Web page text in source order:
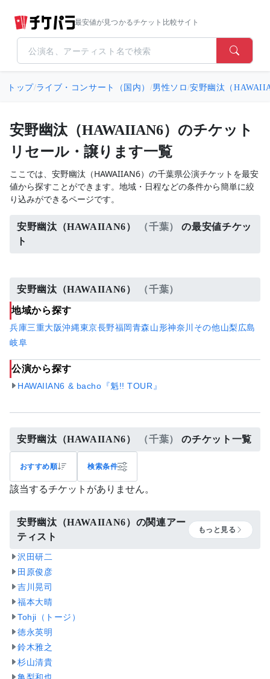
最安値が見つかるチケット比較サイト
トップ/ライブ・コンサート（国内） /男性ソロ/安野幽汰（
安野幽汰（HAWAIIAN6）のチケット
リセール・譲ります一覧
ここでは、安野幽汰（HAWAIIAN6）の千葉県公演チケットを最安
値から探すことができます。地域・日程などの条件から簡単に絞
り込みができるページです。
安野幽汰（HAWAIIAN6） （千葉）
の最安値チケッ
ト
安野幽汰（HAWAIIAN6） （千葉）
地域から探す
兵庫三重大阪沖縄東京長野福岡青森山形神奈川 その他山梨広島
岐阜
公演から探す
HAWAIIAN6 & bacho『魁!! TOUR』
安野幽汰（HAWAIIAN6） （千葉） のチケット一覧
おすすめ順 検索条件
該当するチケットがありません。
安野幽汰（HAWAIIAN6）の関連アー
ティスト
もっと見る
沢田研二
田原俊彦
吉川晃司
福本大晴
Tohji（トージ）
徳永英明
鈴木雅之
杉山清貴